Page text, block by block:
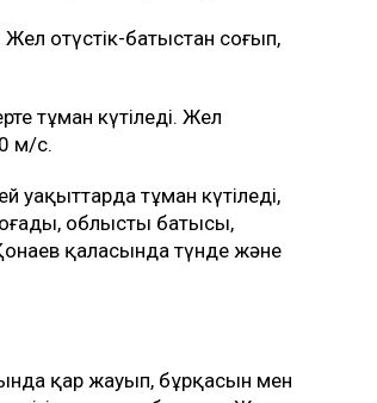
оңтүстік-батыстан соғып,
тұман күтіледі. Жел
м/с.
уақыттарда тұман күтіледі,
облыстың батысы,
қаласында түнде және
қар жауып, бұрқасын мен